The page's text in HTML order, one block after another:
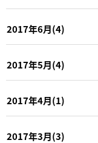
2017年6月(4)
2017年5月(4)
2017年4月(1)
2017年3月(3)